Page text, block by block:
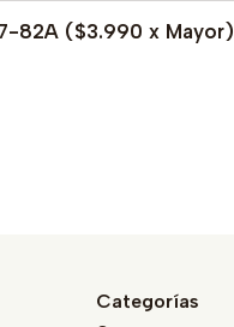
82A ($3.990 x Mayor)
Categorías